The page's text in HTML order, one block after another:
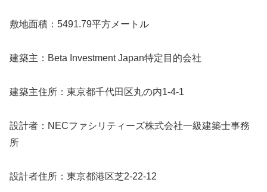
敷地面積：5491.79平方メートル
建築主：Beta Investment Japan特定目的会社
建築主住所：東京都千代田区丸の内1-4-1
設計者：NECファシリティーズ株式会社一級建築士事務
所
設計者住所：東京都港区芝2-22-12